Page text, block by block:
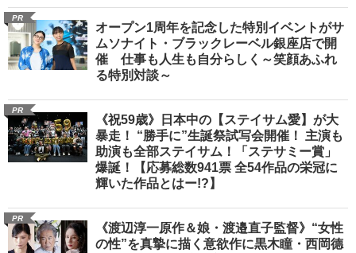
PR
オープン1周年を記念した特別イベントがサ
ムソナイト・ブラックレーベル銀座店で開
催 仕事も人生も自分らしく～笑顔あふれ
る特別対談～
PR
《祝59歳》日本中の【ステイサム愛】が大
暴走！ “勝手に”生誕祭試写会開催！ 主演も
助演も全部ステイサム！「ステサミー賞」
爆誕！【応募総数941票 全54作品の栄冠に
輝いた作品とはー!?】
PR
《渡辺淳一原作＆娘・渡邉直子監督》“女性
の性”を真摯に描く意欲作に黒木瞳・西岡德